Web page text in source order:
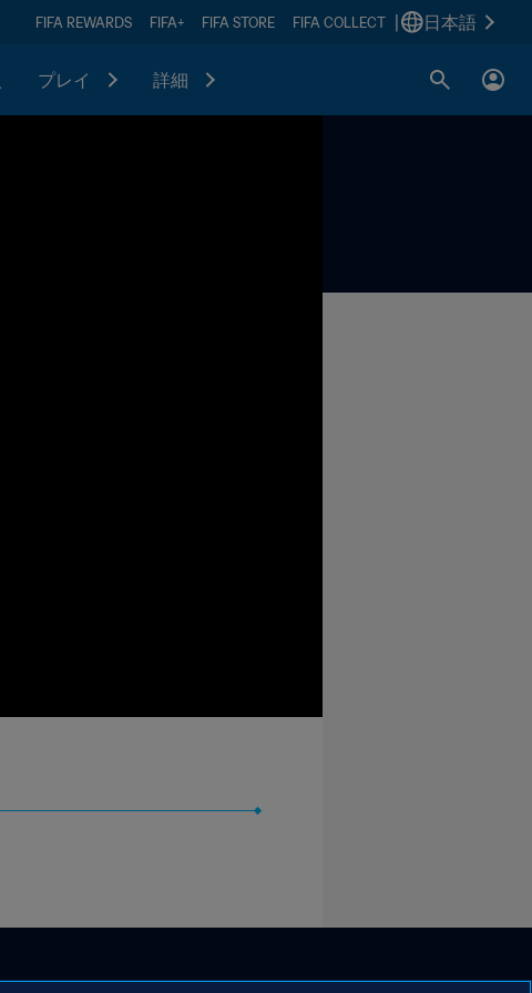
FIFA REWARDS FIFA+ FIFA STORE FIFA COLLECT 日本語
プレイ 詳細